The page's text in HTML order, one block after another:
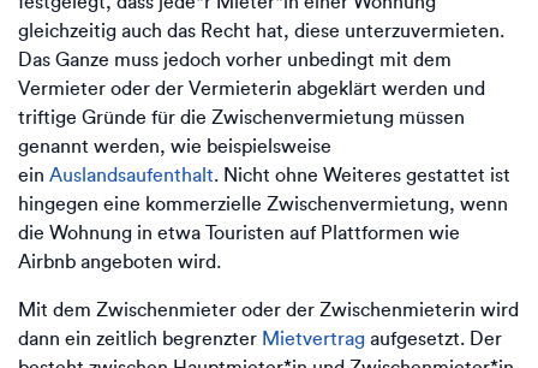
gleichzeitig auch das Recht hat, diese unterzuvermieten.
Das Ganze muss jedoch vorher unbedingt mit dem
Vermieter oder der Vermieterin abgeklärt werden und
triftige Gründe für die Zwischenvermietung müssen
genannt werden, wie beispielsweise
ein Auslandsaufenthalt. Nicht ohne Weiteres gestattet ist
hingegen eine kommerzielle Zwischenvermietung, wenn
die Wohnung in etwa Touristen auf Plattformen wie
Airbnb angeboten wird.
Mit dem Zwischenmieter oder der Zwischenmieterin wird
dann ein zeitlich begrenzter Mietvertrag aufgesetzt. Der